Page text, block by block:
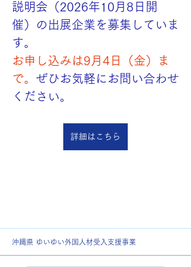
説明会（2026年10月8日開
催）の出展企業を募集していま
す。
お申し込みは9月4日（金）ま
で。 ぜひお気軽にお問い合わせ
ください。
詳細はこちら
沖縄県 ゆいゆい外国人材受入支援事業